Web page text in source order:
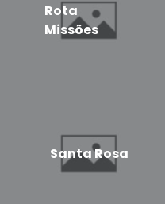
Rota
Missões
Santa Rosa